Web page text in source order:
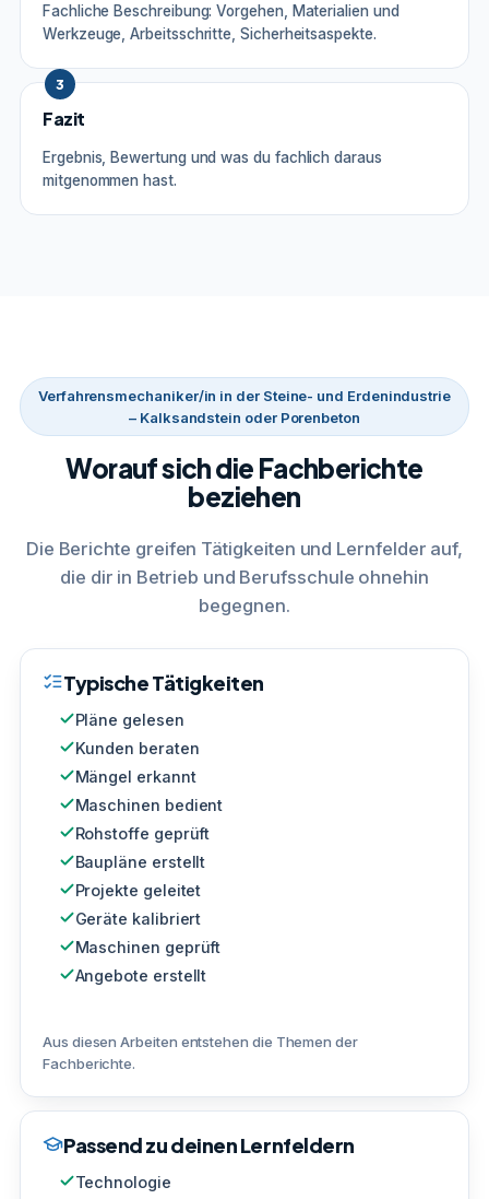
Fachliche Beschreibung: Vorgehen, Materialien und
Werkzeuge, Arbeitsschritte, Sicherheitsaspekte.
3
Fazit
Ergebnis, Bewertung und was du fachlich daraus
mitgenommen hast.
Verfahrensmechaniker/in in der Steine- und Erdenindustrie
– Kalksandstein oder Porenbeton
Worauf sich die Fachberichte
beziehen
Die Berichte greifen Tätigkeiten und Lernfelder auf,
die dir in Betrieb und Berufsschule ohnehin
begegnen.
Typische Tätigkeiten
Pläne gelesen
Kunden beraten
Mängel erkannt
Maschinen bedient
Rohstoffe geprüft
Baupläne erstellt
Projekte geleitet
Geräte kalibriert
Maschinen geprüft
Angebote erstellt
Aus diesen Arbeiten entstehen die Themen der
Fachberichte.
Passend zu deinen Lernfeldern
Technologie